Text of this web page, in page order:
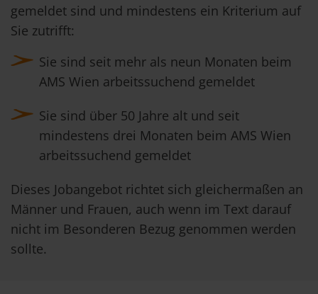
gemeldet sind und mindestens ein Kriterium auf
Sie zutrifft:
Sie sind seit mehr als neun Monaten beim
AMS Wien arbeitssuchend gemeldet
Sie sind über 50 Jahre alt und seit
mindestens drei Monaten beim AMS Wien
arbeitssuchend gemeldet
Dieses Jobangebot richtet sich gleichermaßen an
Männer und Frauen, auch wenn im Text darauf
nicht im Besonderen Bezug genommen werden
sollte.